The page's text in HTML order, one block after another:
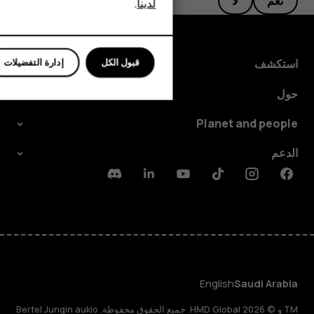
استكشف
حول
Planet and people
الدعم
Facebook
Instagram
Tiktok
Youtube
Linkedin
Discord
Saudi Arabia
English
TM و © 2026 HMD Global. جميع الحقوق محفوظة. Bertel Jungin aukio
إدارة التفضيلات قبول الكل